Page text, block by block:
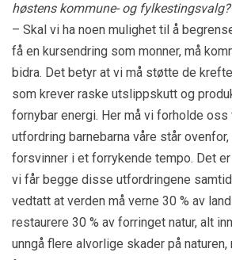
høstens kommune- og fylkestingsvalg?
– Skal vi ha noen mulighet til å
få en kursendring som monner, må
bidra. Det betyr at vi må støtte de
som krever raske utslippskutt og
fornybar energi. Her må vi forholde oss
utfordring barnebarna våre står
forsvinner i et forrykende tempo. Det
vi får begge disse utfordringene
vedtatt at verden må verne 30 % av
restaurere 30 % av forringet natur, alt
unngå flere alvorlige skader på naturen,